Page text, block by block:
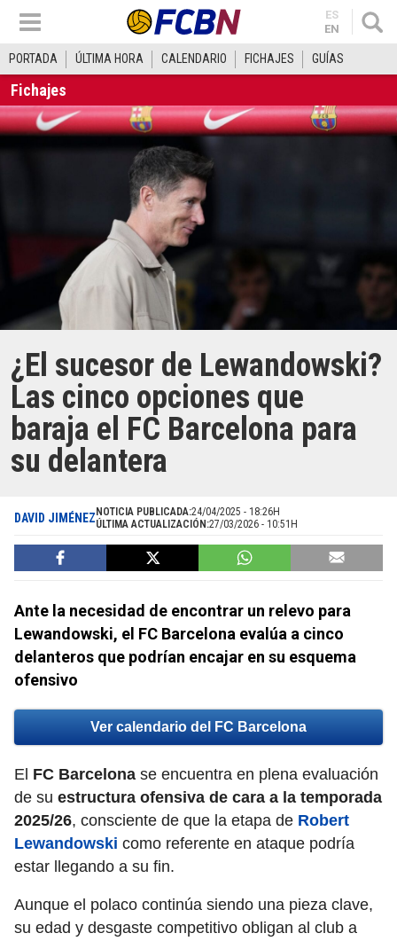
ES
EN
PORTADA ÚLTIMA HORA CALENDARIO FICHAJES GUÍAS
Fichajes
¿El sucesor de Lewandowski?
Las cinco opciones que
baraja el FC Barcelona para
su delantera
DAVID JIMÉNEZ NOTICIA PUBLICADA:24/04/2025 - 18:26H
ÚLTIMA ACTUALIZACIÓN:27/03/2026 - 10:51H
Ante la necesidad de encontrar un relevo para
Lewandowski, el FC Barcelona evalúa a cinco
delanteros que podrían encajar en su esquema
ofensivo
Ver calendario del FC Barcelona
El FC Barcelona se encuentra en plena evaluación
de su estructura ofensiva de cara a la temporada
2025/26, consciente de que la etapa de Robert
Lewandowski como referente en ataque podría
estar llegando a su fin.
Aunque el polaco continúa siendo una pieza clave,
su edad y desgaste competitivo obligan al club a